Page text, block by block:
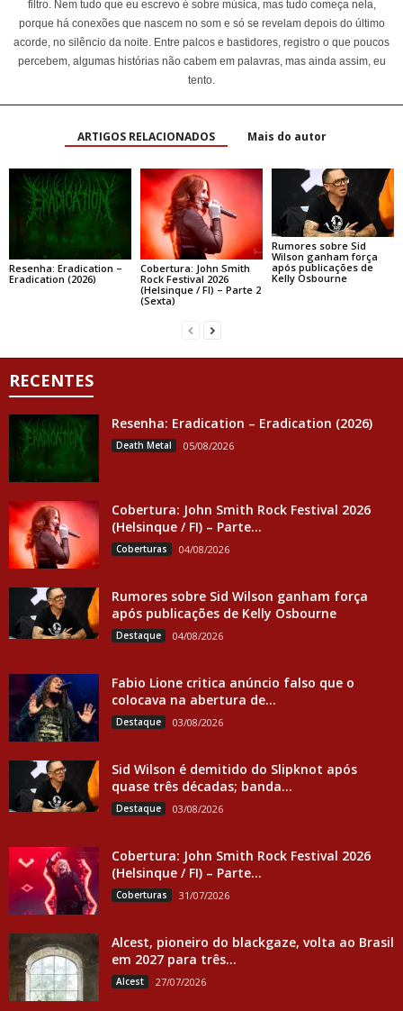
filtro. Nem tudo que eu escrevo é sobre música, mas tudo começa nela,
porque há conexões que nascem no som e só se revelam depois do último
acorde, no silêncio da noite. Entre palcos e bastidores, registro o que poucos
percebem, algumas histórias não cabem em palavras, mas ainda assim, eu
tento.
ARTIGOS RELACIONADOS Mais do autor
Resenha: Eradication –
Eradication (2026)
Cobertura: John Smith
Rock Festival 2026
(Helsinque / FI) – Parte 2
(Sexta)
Rumores sobre Sid
Wilson ganham força
após publicações de
Kelly Osbourne
RECENTES
Resenha: Eradication – Eradication (2026)
Death Metal 05/08/2026
Cobertura: John Smith Rock Festival 2026
(Helsinque / FI) – Parte...
Coberturas 04/08/2026
Rumores sobre Sid Wilson ganham força
após publicações de Kelly Osbourne
Destaque 04/08/2026
Fabio Lione critica anúncio falso que o
colocava na abertura de...
Destaque 03/08/2026
Sid Wilson é demitido do Slipknot após
quase três décadas; banda...
Destaque 03/08/2026
Cobertura: John Smith Rock Festival 2026
(Helsinque / FI) – Parte...
Coberturas 31/07/2026
Alcest, pioneiro do blackgaze, volta ao Brasil
em 2027 para três...
Alcest 27/07/2026